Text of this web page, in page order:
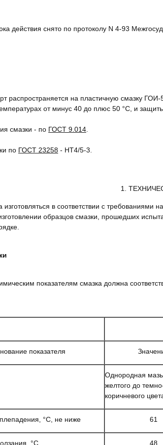
действия снято по протоколу N 4-93
распространяется на пластичную смазку
от минус 40 до плюс 50 °С, и защиты
смазки - по ГОСТ 9.014
по ГОСТ 23258 - НТ4/5-3.
1.
в соответствии с требованиями
образцов смазки, прошедших
показателям смазка должна
показателя
Однородная мазь
желтого до
коричневого
°С, не ниже 61
°С, 48